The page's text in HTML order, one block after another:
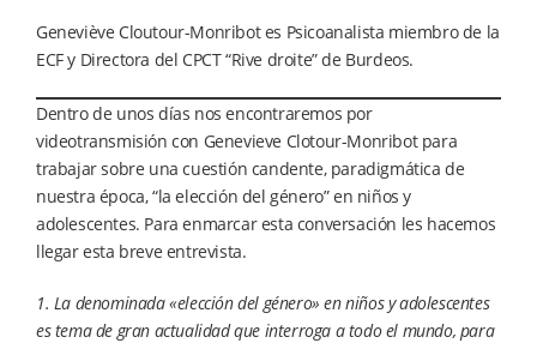
Geneviève Cloutour-Monribot es Psicoanalista miembro de la
ECF y Directora del CPCT “Rive droite” de Burdeos.
Dentro de unos días nos encontraremos por
videotransmisión con Genevieve Clotour-Monribot para
trabajar sobre una cuestión candente, paradigmática de
nuestra época, “la elección del género” en niños y
adolescentes. Para enmarcar esta conversación les hacemos
llegar esta breve entrevista.
1. La denominada «elección del género» en niños y adolescentes
es tema de gran actualidad que interroga a todo el mundo, para